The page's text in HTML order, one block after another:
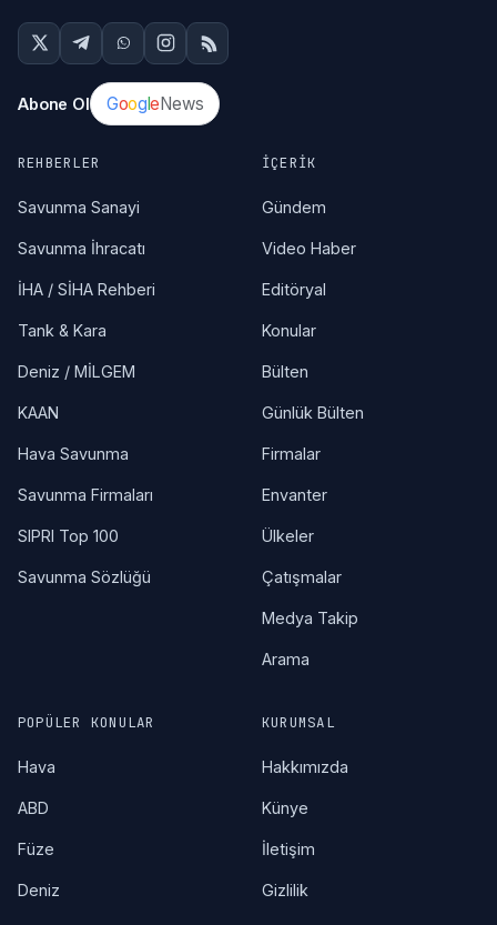
Abone Ol GoogleNews
REHBERLER
Savunma Sanayi
Savunma İhracatı
İHA / SİHA Rehberi
Tank & Kara
Deniz / MİLGEM
KAAN
Hava Savunma
Savunma Firmaları
SIPRI Top 100
Savunma Sözlüğü
İÇERIK
Gündem
Video Haber
Editöryal
Konular
Bülten
Günlük Bülten
Firmalar
Envanter
Ülkeler
Çatışmalar
Medya Takip
Arama
POPÜLER KONULAR
Hava
ABD
Füze
Deniz
KURUMSAL
Hakkımızda
Künye
İletişim
Gizlilik